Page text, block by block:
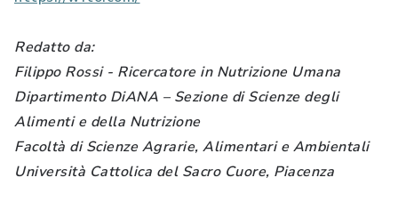
Redatto da:
Filippo Rossi - Ricercatore in Nutrizione Umana
Dipartimento DiANA – Sezione di Scienze degli
Alimenti e della Nutrizione
Facoltà di Scienze Agrarie, Alimentari e Ambientali
Università Cattolica del Sacro Cuore, Piacenza